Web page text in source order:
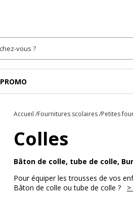
PROMO
Accueil Fournitures scolaires Petites
Colles
Bâton de colle, tube de colle,
Pour équiper les trousses de vos
Bâton de colle ou tube de colle ?